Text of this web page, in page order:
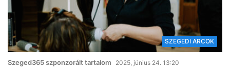
SZEGEDI ARCOK
Szeged365 szponzorált tartalom 2025, június 24. 13:20